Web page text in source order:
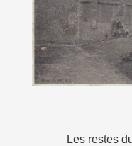
Les restes